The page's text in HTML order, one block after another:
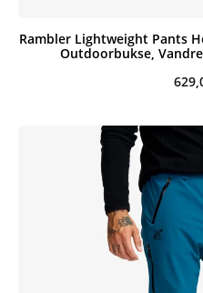
Rambler Lightweight Pants
Outdoorbukse,